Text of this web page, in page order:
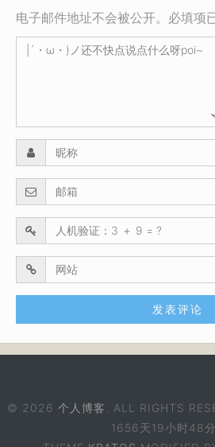
电子邮件地址不会被公开。必填项
© 2026 个人博客 . ALL RIGHTS
1656天19小时48